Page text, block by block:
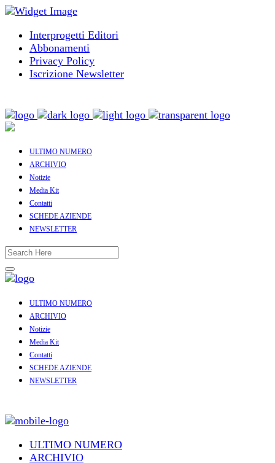
Interprogetti Editori
Abbonamenti
Privacy Policy
Iscrizione Newsletter
ULTIMO NUMERO
ARCHIVIO
Notizie
Media Kit
Contatti
SCHEDE AZIENDE
NEWSLETTER
ULTIMO NUMERO
ARCHIVIO
Notizie
Media Kit
Contatti
SCHEDE AZIENDE
NEWSLETTER
ULTIMO NUMERO
ARCHIVIO